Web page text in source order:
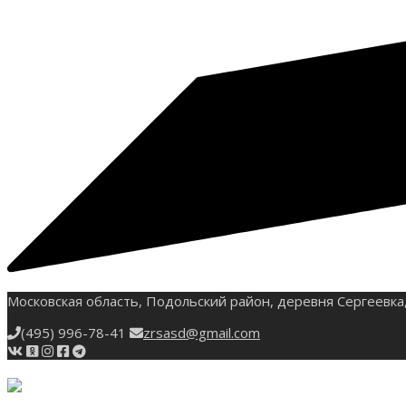
Московская область, Подольский район, деревня
(495) 996-78-41
zrsasd@gmail.com